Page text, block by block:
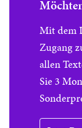
Mit dem
Zugang
allen
Sie 3